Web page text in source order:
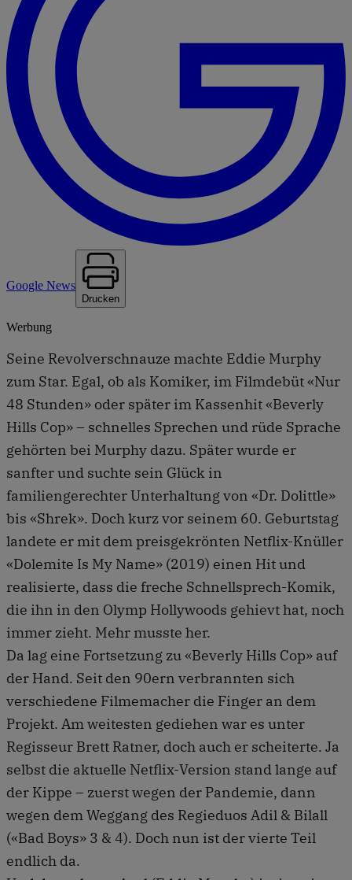
Google News
Drucken
Werbung
Seine Revolverschnauze machte Eddie Murphy
zum Star. Egal, ob als Komiker, im Filmdebüt «Nur
48 Stunden» oder später im Kassenhit «Beverly
Hills Cop» – schnelles Sprechen und rüde Sprache
gehörten bei Murphy dazu. Später wurde er
sanfter und suchte sein Glück in
familiengerechter Unterhaltung von «Dr. Dolittle»
bis «Shrek». Doch kurz vor seinem 60. Geburtstag
landete er mit dem preisgekrönten Netflix-Knüller
«Dolemite Is My Name» (2019) einen Hit und
realisierte, dass die freche Schnellsprech-Komik,
die ihn in den Olymp Hollywoods gehievt hat, noch
immer zieht. Mehr musste her.
Da lag eine Fortsetzung zu «Beverly Hills Cop» auf
der Hand. Seit den 90ern verbrannten sich
verschiedene Filmemacher die Finger an dem
Projekt. Am weitesten gediehen war es unter
Regisseur Brett Ratner, doch auch er scheiterte. Ja
selbst die aktuelle Netflix-Version stand lange auf
der Kippe – zuerst wegen der Pandemie, dann
wegen dem Weggang des Regieduos Adil & Bilall
(«Bad Boys» 3 & 4). Doch nun ist der vierte Teil
endlich da.